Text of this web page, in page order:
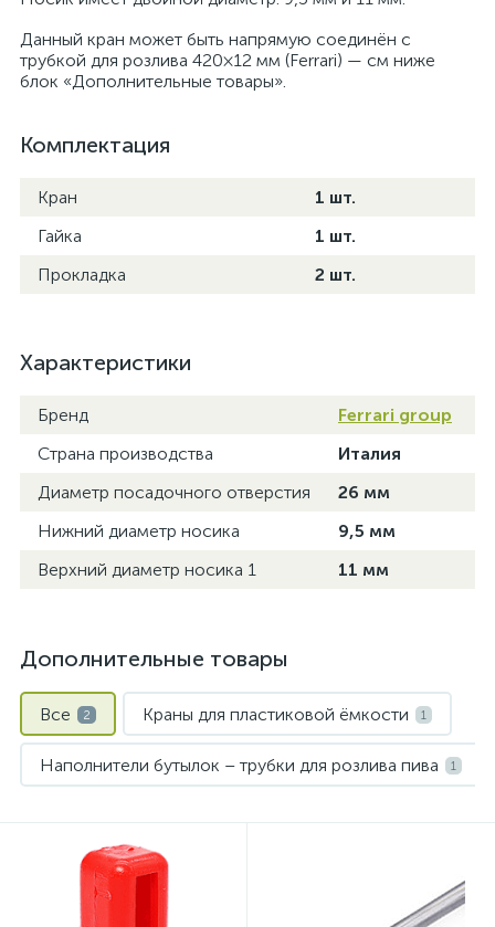
Данный кран может быть напрямую соединён с
трубкой для розлива 420×12 мм (Ferrari) — см ниже
блок «Дополнительные товары».
Комплектация
Кран
1 шт.
Гайка
1 шт.
Прокладка
2 шт.
Характеристики
Бренд
Ferrari group
Страна производства
Италия
Диаметр посадочного отверстия
26 мм
Нижний диаметр носика
9,5 мм
Верхний диаметр носика 1
11 мм
Дополнительные товары
Все 2 Краны для пластиковой ёмкости 1
Наполнители бутылок – трубки для розлива пива 1